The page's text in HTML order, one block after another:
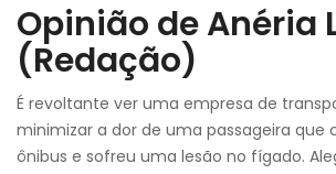
Opinião de Anéria
(Redação)
É revoltante ver uma empresa de
minimizar a dor de uma passageira que
ônibus e sofreu uma lesão no fígado.